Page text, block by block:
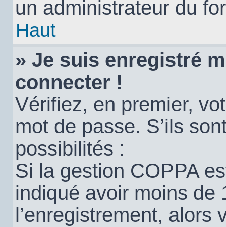
un administrateur du
Haut
» Je suis enregistré
connecter !
Vérifiez, en premier,
mot de passe. S’ils
possibilités :
Si la gestion COPPA
indiqué avoir moins de
l’enregistrement, alors